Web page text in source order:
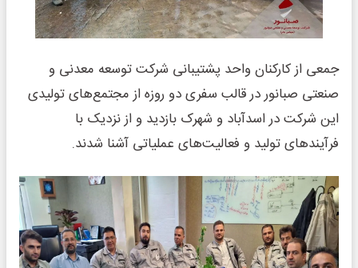
جمعی از کارکنان واحد پشتیبانی شرکت توسعه معدنی و
صنعتی صبانور در قالب سفری دو روزه از مجتمع‌های تولیدی
این شرکت در اسدآباد و شهرک بازدید و از نزدیک با
فرآیندهای تولید و فعالیت‌های عملیاتی آشنا شدند.